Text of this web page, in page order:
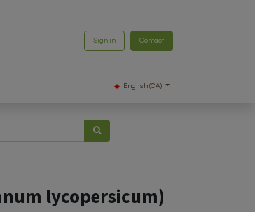
Sign in Contact
English (CA)
lycopersicum)